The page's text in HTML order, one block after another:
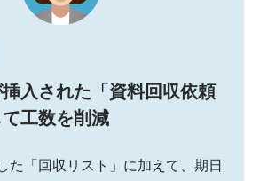
入された「資料回収依頼
工数を削減
た「回収リスト」に加えて、期日